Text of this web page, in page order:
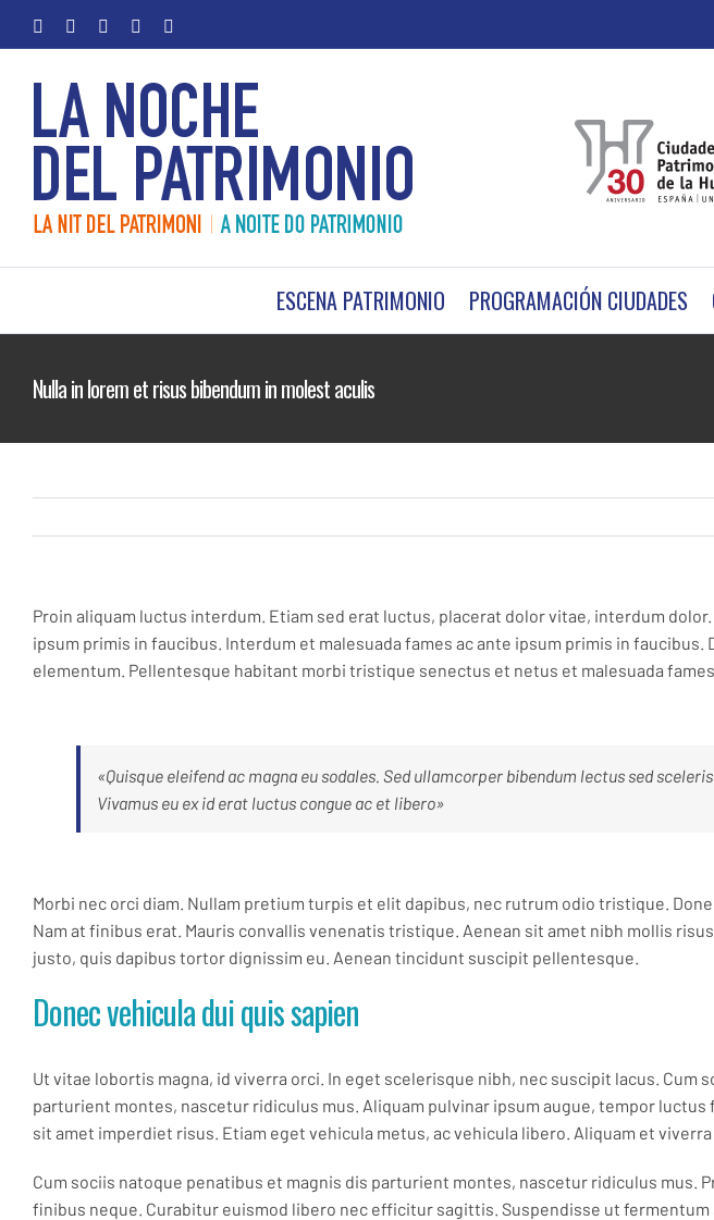
facebook
twitter youtubeinstagram
ESCENA PATRIMONIO PROGRAMACIÓN CIUDADES
Nulla in lorem et risus bibendum in molest aculis
Proin aliquam luctus interdum. Etiam sed erat luctus, placerat dolor vitae, interdum
ipsum primis in faucibus. Interdum et malesuada fames ac ante ipsum primis in
elementum. Pellentesque habitant morbi tristique senectus et netus et malesuada
«Quisque eleifend ac magna eu sodales. Sed ullamcorper bibendum lectus sed
Vivamus eu ex id erat luctus congue ac et libero»
Morbi nec orci diam. Nullam pretium turpis et elit dapibus, nec rutrum odio tristique.
Nam at finibus erat. Mauris convallis venenatis tristique. Aenean sit amet nibh mollis
justo, quis dapibus tortor dignissim eu. Aenean tincidunt suscipit pellentesque.
Donec vehicula dui quis sapien
Ut vitae lobortis magna, id viverra orci. In eget scelerisque nibh, nec suscipit lacus. Cum
parturient montes, nascetur ridiculus mus. Aliquam pulvinar ipsum augue, tempor luctus
sit amet imperdiet risus. Etiam eget vehicula metus, ac vehicula libero. Aliquam et
Cum sociis natoque penatibus et magnis dis parturient montes, nascetur ridiculus mus.
finibus neque. Curabitur euismod libero nec efficitur sagittis. Suspendisse ut fermentum